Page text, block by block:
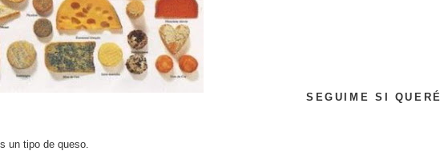
un tipo de queso.
SEGUIME SI